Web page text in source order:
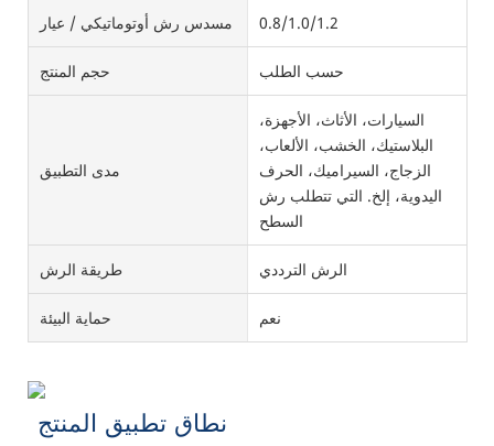
مسدس رش أوتوماتيكي / عيار 0.8/1.0/1.2
حجم المنتج حسب الطلب
مدى التطبيق
السيارات، الأثاث، الأجهزة،
البلاستيك، الخشب، الألعاب،
الزجاج، السيراميك، الحرف
اليدوية، إلخ. التي تتطلب رش
السطح
طريقة الرش الرش الترددي
حماية البيئة نعم
نطاق تطبيق المنتج